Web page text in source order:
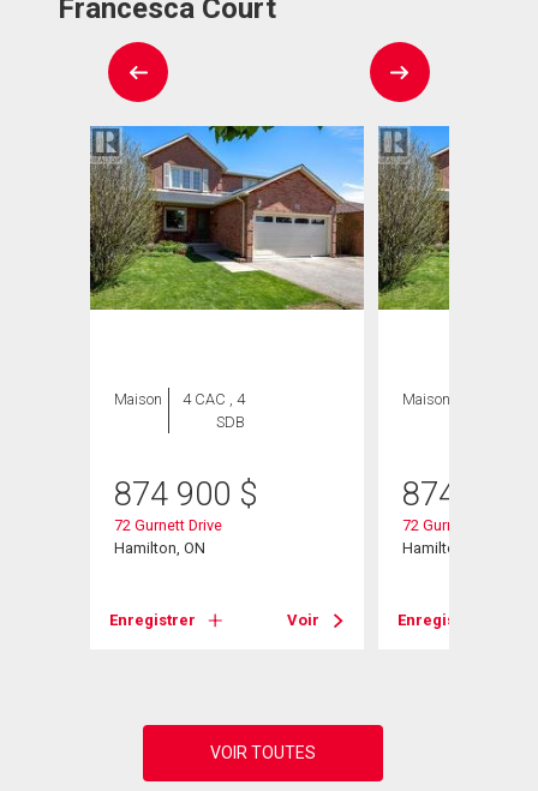
Francesca Court
Maison
4 CAC , 4
SDB
874 900 $
72 Gurnett Drive
Hamilton, ON
Enregistrer Voir
Maison
874 900
72 Gurnett Drive
Hamilton, ON
Enregistrer